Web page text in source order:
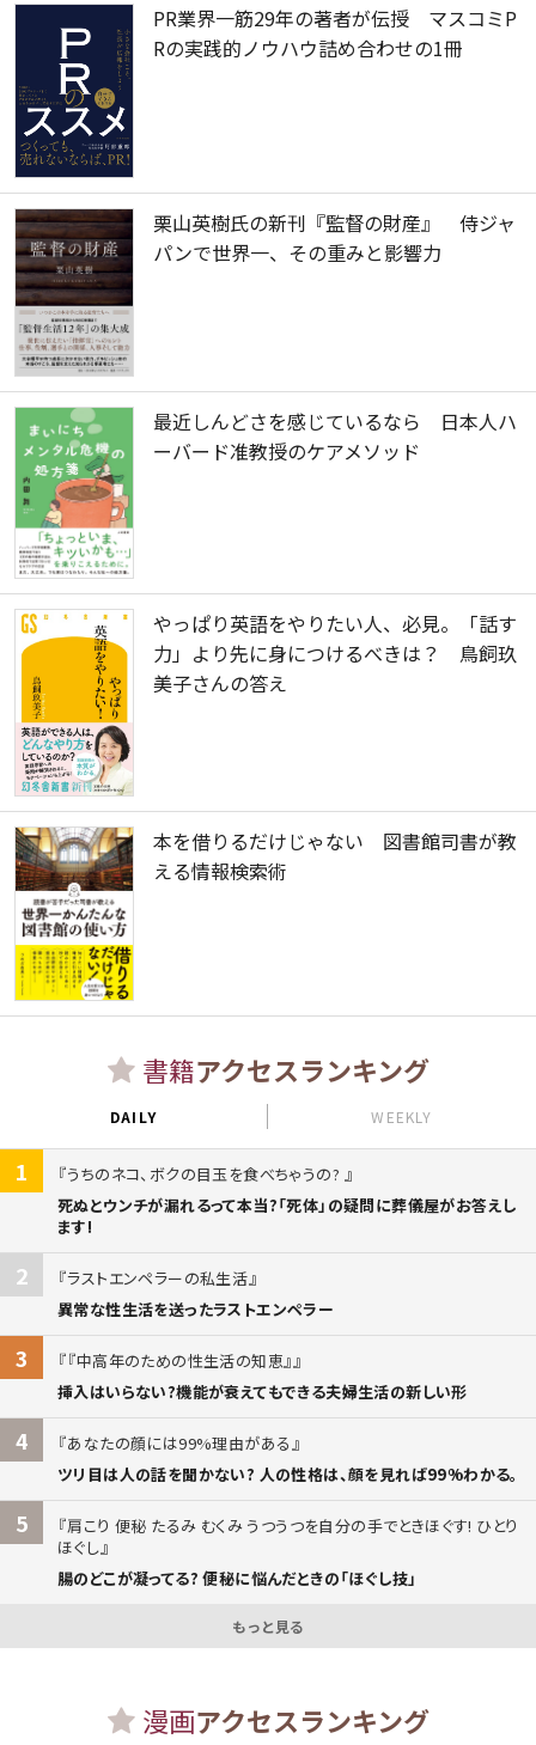
PR業界一筋29年の著者が伝授 マスコミP
Rの実践的ノウハウ詰め合わせの1冊
栗山英樹氏の新刊『監督の財産』 侍ジャ
パンで世界一、その重みと影響力
最近しんどさを感じているなら 日本人ハ
ーバード准教授のケアメソッド
やっぱり英語をやりたい人、必見。「話す
力」より先に身につけるべきは？ 鳥飼玖
美子さんの答え
本を借りるだけじゃない 図書館司書が教
える情報検索術
書籍アクセスランキング
DAILY WEEKLY
1
うちのネコ、ボクの目玉を食べちゃうの?
死ぬとウンチが漏れるって本当?「死体」の疑問に葬儀屋がお答えし
ます!
2
ラストエンペラーの私生活
異常な性生活を送ったラストエンペラー
3
『中高年のための性生活の知恵』
挿入はいらない?機能が衰えてもできる夫婦生活の新しい形
4
あなたの顔には99%理由がある
ツリ目は人の話を聞かない? 人の性格は、顔を見れば99%わかる。
5
肩こり 便秘 たるみ むくみ うつうつを自分の手でときほぐす! ひとり
ほぐし
腸のどこが凝ってる? 便秘に悩んだときの「ほぐし技」
もっと見る
漫画アクセスランキング